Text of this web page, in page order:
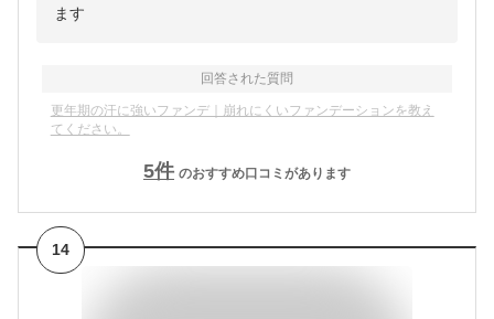
ます
回答された質問
更年期の汗に強いファンデ｜崩れにくいファンデーションを教え
てください。
5件 のおすすめ口コミがあります
14